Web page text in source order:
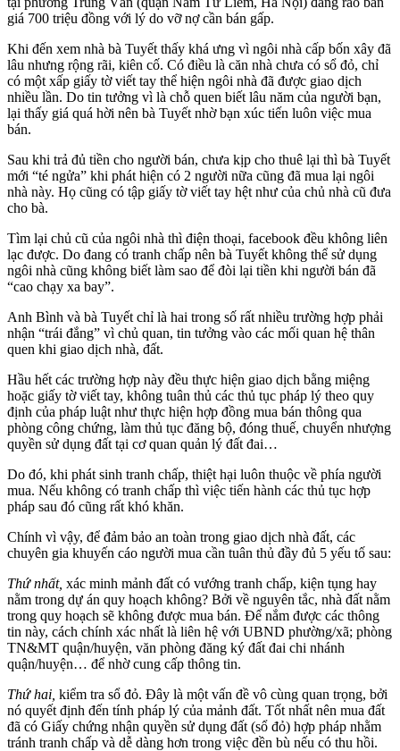
giá 700 triệu đồng với lý do vỡ nợ cần bán gấp.
Khi đến xem nhà bà Tuyết thấy khá ưng vì ngôi nhà cấp bốn xây đã
lâu nhưng rộng rãi, kiên cố. Có điều là căn nhà chưa có sổ đỏ, chỉ
có một xấp giấy tờ viết tay thể hiện ngôi nhà đã được giao dịch
nhiều lần. Do tin tưởng vì là chỗ quen biết lâu năm của người bạn,
lại thấy giá quá hời nên bà Tuyết nhờ bạn xúc tiến luôn việc mua
bán.
Sau khi trả đủ tiền cho người bán, chưa kịp cho thuê lại thì bà Tuyết
mới “té ngửa” khi phát hiện có 2 người nữa cũng đã mua lại ngôi
nhà này. Họ cũng có tập giấy tờ viết tay hệt như của chủ nhà cũ đưa
cho bà.
Tìm lại chủ cũ của ngôi nhà thì điện thoại, facebook đều không liên
lạc được. Do đang có tranh chấp nên bà Tuyết không thể sử dụng
ngôi nhà cũng không biết làm sao để đòi lại tiền khi người bán đã
“cao chạy xa bay”.
Anh Bình và bà Tuyết chỉ là hai trong số rất nhiều trường hợp phải
nhận “trái đắng” vì chủ quan, tin tưởng vào các mối quan hệ thân
quen khi giao dịch nhà, đất.
Hầu hết các trường hợp này đều thực hiện giao dịch bằng miệng
hoặc giấy tờ viết tay, không tuân thủ các thủ tục pháp lý theo quy
định của pháp luật như thực hiện hợp đồng mua bán thông qua
phòng công chứng, làm thủ tục đăng bộ, đóng thuế, chuyển nhượng
quyền sử dụng đất tại cơ quan quản lý đất đai…
Do đó, khi phát sinh tranh chấp, thiệt hại luôn thuộc về phía người
mua. Nếu không có tranh chấp thì việc tiến hành các thủ tục hợp
pháp sau đó cũng rất khó khăn.
Chính vì vậy, để đảm bảo an toàn trong giao dịch nhà đất, các
chuyên gia khuyến cáo người mua cần tuân thủ đầy đủ 5 yếu tố sau:
Thứ nhất, xác minh mảnh đất có vướng tranh chấp, kiện tụng hay
nằm trong dự án quy hoạch không? Bởi về nguyên tắc, nhà đất nằm
trong quy hoạch sẽ không được mua bán. Để nắm được các thông
tin này, cách chính xác nhất là liên hệ với UBND phường/xã; phòng
TN&MT quận/huyện, văn phòng đăng ký đất đai chi nhánh
quận/huyện… để nhờ cung cấp thông tin.
Thứ hai, kiểm tra sổ đỏ. Đây là một vấn đề vô cùng quan trọng, bởi
nó quyết định đến tính pháp lý của mảnh đất. Tốt nhất nên mua đất
đã có Giấy chứng nhận quyền sử dụng đất (sổ đỏ) hợp pháp nhằm
tránh tranh chấp và dễ dàng hơn trong việc đền bù nếu có thu hồi.